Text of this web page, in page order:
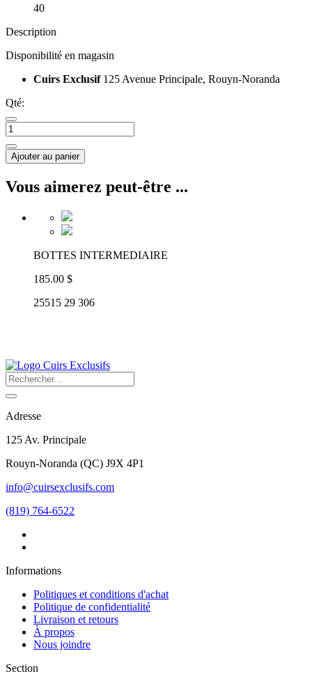
40
Description
Disponibilité en magasin
Cuirs Exclusif 125 Avenue Principale, Rouyn-Noranda
Qté:
Ajouter au panier
Vous aimerez peut-être ...
BOTTES INTERMEDIAIRE
185.00 $
25515 29 306
Adresse
125 Av. Principale
Rouyn-Noranda (QC) J9X 4P1
info@cuirsexclusifs.com
(819) 764-6522
Informations
Politiques et conditions d'achat
Politique de confidentialité
Livraison et retours
À propos
Nous joindre
Section